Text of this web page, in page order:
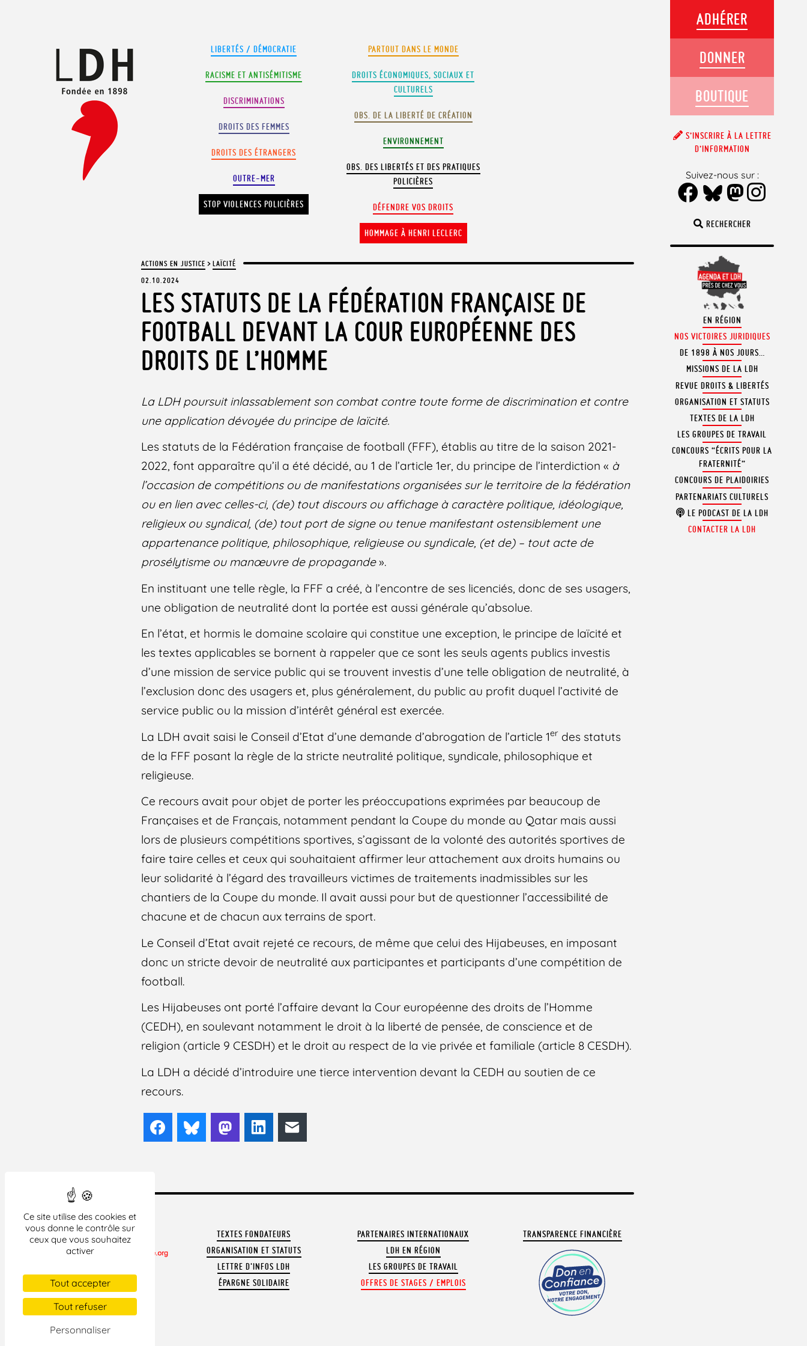
Ce site utilise des cookies et
vous donne le contrôle sur
ceux que vous souhaitez
activer
Tout accepter
Tout refuser
Personnaliser
LIBERTÉS / DÉMOCRATIE
RACISME ET ANTISÉMITISME
DISCRIMINATIONS
DROITS DES FEMMES
DROITS DES ÉTRANGERS
OUTRE-MER
STOP VIOLENCES POLICIÈRES
PARTOUT DANS LE MONDE
DROITS ÉCONOMIQUES, SOCIAUX ET
CULTURELS
OBS. DE LA LIBERTÉ DE CRÉATION
ENVIRONNEMENT
OBS. DES LIBERTÉS ET DES PRATIQUES
POLICIÈRES
DÉFENDRE VOS DROITS
HOMMAGE À HENRI LECLERC
ACTIONS EN JUSTICE >LAÏCITÉ
02.10.2024
LES STATUTS DE LA FÉDÉRATION FRANÇAISE DE
FOOTBALL DEVANT LA COUR EUROPÉENNE DES
DROITS DE L’HOMME
La LDH poursuit inlassablement son combat contre toute forme de discrimination et contre
une application dévoyée du principe de laïcité.
Les statuts de la Fédération française de football (FFF), établis au titre de la saison 2021-
2022, font apparaître qu’il a été décidé, au 1 de l’article 1er, du principe de l’interdiction « à
l’occasion de compétitions ou de manifestations organisées sur le territoire de la fédération
ou en lien avec celles-ci, (de) tout discours ou affichage à caractère politique, idéologique,
religieux ou syndical, (de) tout port de signe ou tenue manifestant ostensiblement une
appartenance politique, philosophique, religieuse ou syndicale, (et de) – tout acte de
prosélytisme ou manœuvre de propagande».
En instituant une telle règle, la FFF a créé, à l’encontre de ses licenciés, donc de ses usagers,
une obligation de neutralité dont la portée est aussi générale qu’absolue.
En l’état, et hormis le domaine scolaire qui constitue une exception, le principe de laïcité et
les textes applicables se bornent à rappeler que ce sont les seuls agents publics investis
d’une mission de service public qui se trouvent investis d’une telle obligation de neutralité, à
l’exclusion donc des usagers et, plus généralement, du public au profit duquel l’activité de
service public ou la mission d’intérêt général est exercée.
La LDH avait saisi le Conseil d’Etat d’une demande d’abrogation de l’article 1er des statuts
de la FFF posant la règle de la stricte neutralité politique, syndicale, philosophique et
religieuse.
Ce recours avait pour objet de porter les préoccupations exprimées par beaucoup de
Françaises et de Français, notamment pendant la Coupe du monde au Qatar mais aussi
lors de plusieurs compétitions sportives, s’agissant de la volonté des autorités sportives de
faire taire celles et ceux qui souhaitaient affirmer leur attachement aux droits humains ou
leur solidarité à l’égard des travailleurs victimes de traitements inadmissibles sur les
chantiers de la Coupe du monde. Il avait aussi pour but de questionner l’accessibilité de
chacune et de chacun aux terrains de sport.
Le Conseil d’Etat avait rejeté ce recours, de même que celui des Hijabeuses, en imposant
donc un stricte devoir de neutralité aux participantes et participants d’une compétition de
football.
Les Hijabeuses ont porté l’affaire devant la Cour européenne des droits de l’Homme
(CEDH), en soulevant notamment le droit à la liberté de pensée, de conscience et de
religion (article 9 CESDH) et le droit au respect de la vie privée et familiale (article 8 CESDH).
La LDH a décidé d’introduire une tierce intervention devant la CEDH au soutien de ce
recours.
FacebookBlueskyMastodonLinkedIn
CONTACTER LA LDH
REVUE DE PRESSE
ARCHIVES
TEXTES FONDATEURS
ORGANISATION ET STATUTS
LETTRE D'INFOS LDH
ÉPARGNE SOLIDAIRE
PARTENAIRES INTERNATIONAUX
LDH EN RÉGION
LES GROUPES DE TRAVAIL
OFFRES DE STAGES / EMPLOIS
TRANSPARENCE FINANCIÈRE
RECHERCHER
EN RÉGION
NOS VICTOIRES JURIDIQUES
DE 1898 À NOS JOURS…
MISSIONS DE LA LDH
REVUE DROITS & LIBERTÉS
ORGANISATION ET STATUTS
TEXTES DE LA LDH
LES GROUPES DE TRAVAIL
CONCOURS “ÉCRITS POUR LA
FRATERNITÉ”
CONCOURS DE PLAIDOIRIES
PARTENARIATS CULTURELS
LE PODCAST DE LA LDH
CONTACTER LA LDH
ADHÉRER
DONNER
BOUTIQUE
S’INSCRIRE À LA LETTRE
D’INFORMATION
Suivez-nous sur :